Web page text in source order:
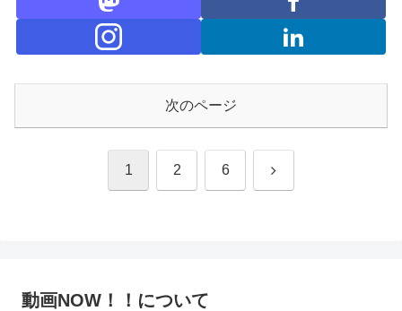
次のページ
1 2 6 次
動画NOW！！について